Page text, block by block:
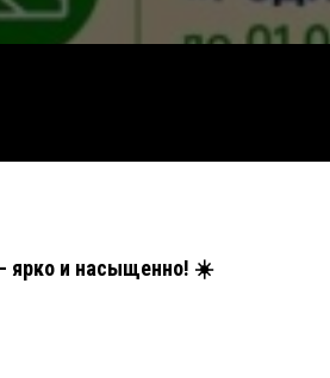
ярко и насыщенно! ☀️